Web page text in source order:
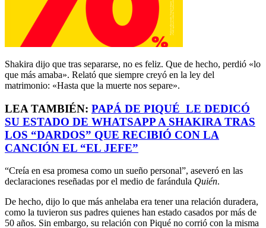
Shakira dijo que tras separarse, no es feliz. Que de hecho, perdió «lo
que más amaba». Relató que siempre creyó en la ley del
matrimonio: «Hasta que la muerte nos separe».
LEA TAMBIÉN: PAPÁ DE PIQUÉ LE DEDICÓ
SU ESTADO DE WHATSAPP A SHAKIRA TRAS
LOS “DARDOS” QUE RECIBIÓ CON LA
CANCIÓN EL “EL JEFE”
“Creía en esa promesa como un sueño personal”, aseveró en las
declaraciones reseñadas por el medio de farándula Quién.
De hecho, dijo lo que más anhelaba era tener una relación duradera,
como la tuvieron sus padres quienes han estado casados por más de
50 años. Sin embargo, su relación con Piqué no corrió con la misma